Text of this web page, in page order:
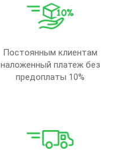
Постоянным клиентам
наложенный платеж без
предоплаты 10%